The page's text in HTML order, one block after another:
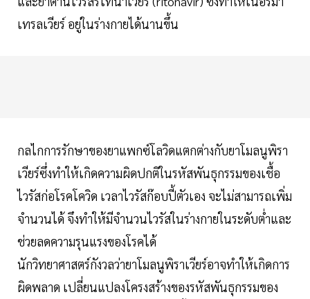
เทรลเวียร์ อยู่ในร่างกายได้นานขึ้น
กลไกการรักษาของยาแพกซ์โลวิดแตกต่างกับยาโมลนูพิรา
เวียร์ซึ่งทำให้เกิดความผิดปกติในรหัสพันธุกรรมของเชื้อ
ไวรัสก่อโรคโควิด เวลาไวรัสก๊อบปี้ตัวเอง จะไม่สามารถเพิ่ม
จำนวนได้ จึงทำให้มีจำนวนไวรัสในร่างกายในระดับต่ำและ
ช่วยลดความรุนแรงของโรคได้
นักวิทยาศาสตร์กังวลว่ายาโมลนูพิราเวียร์อาจทำให้เกิดการ
ผิดพลาด เปลี่ยนแปลงโครงสร้างของรหัสพันธุกรรมของ